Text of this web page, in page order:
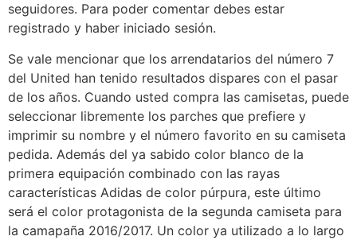
seguidores. Para poder comentar debes estar
registrado y haber iniciado sesión.
Se vale mencionar que los arrendatarios del número 7
del United han tenido resultados dispares con el pasar
de los años. Cuando usted compra las camisetas, puede
seleccionar libremente los parches que prefiere y
imprimir su nombre y el número favorito en su camiseta
pedida. Además del ya sabido color blanco de la
primera equipación combinado con las rayas
características Adidas de color púrpura, este último
será el color protagonista de la segunda camiseta para
la camapaña 2016/2017. Un color ya utilizado a lo largo